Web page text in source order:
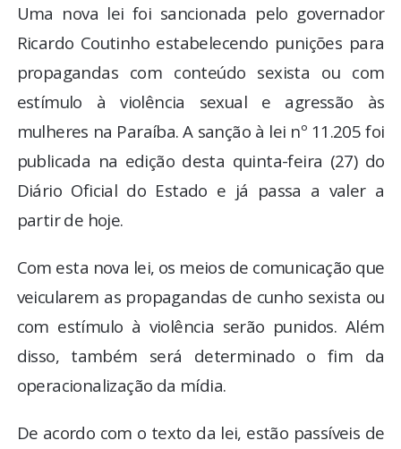
Uma nova lei foi sancionada pelo governador
Ricardo Coutinho estabelecendo punições para
propagandas com conteúdo sexista ou com
estímulo à violência sexual e agressão às
mulheres na Paraíba. A sanção à lei nº 11.205 foi
publicada na edição desta quinta-feira (27) do
Diário Oficial do Estado e já passa a valer a
partir de hoje.
Com esta nova lei, os meios de comunicação que
veicularem as propagandas de cunho sexista ou
com estímulo à violência serão punidos. Além
disso, também será determinado o fim da
operacionalização da mídia.
De acordo com o texto da lei, estão passíveis de